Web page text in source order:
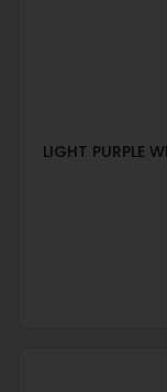
LIGHT PURPLE